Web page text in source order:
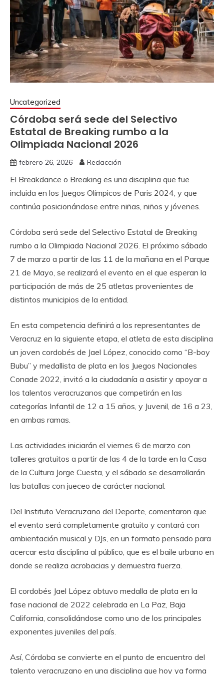
Uncategorized
Córdoba será sede del Selectivo
Estatal de Breaking rumbo a la
Olimpiada Nacional 2026
febrero 26, 2026 Redacción
El Breakdance o Breaking es una disciplina que fue
incluida en los Juegos Olímpicos de Paris 2024, y que
continúa posicionándose entre niñas, niños y jóvenes.
Córdoba será sede del Selectivo Estatal de Breaking
rumbo a la Olimpiada Nacional 2026. El próximo sábado
7 de marzo a partir de las 11 de la mañana en el Parque
21 de Mayo, se realizará el evento en el que esperan la
participación de más de 25 atletas provenientes de
distintos municipios de la entidad.
En esta competencia definirá a los representantes de
Veracruz en la siguiente etapa, el atleta de esta disciplina
un joven cordobés de Jael López, conocido como “B-boy
Bubu” y medallista de plata en los Juegos Nacionales
Conade 2022, invitó a la ciudadanía a asistir y apoyar a
los talentos veracruzanos que competirán en las
categorías Infantil de 12 a 15 años, y Juvenil, de 16 a 23,
en ambas ramas.
Las actividades iniciarán el viernes 6 de marzo con
talleres gratuitos a partir de las 4 de la tarde en la Casa
de la Cultura Jorge Cuesta, y el sábado se desarrollarán
las batallas con jueceo de carácter nacional.
Del Instituto Veracruzano del Deporte, comentaron que
el evento será completamente gratuito y contará con
ambientación musical y DJs, en un formato pensado para
acercar esta disciplina al público, que es el baile urbano en
donde se realiza acrobacias y demuestra fuerza.
El cordobés Jael López obtuvo medalla de plata en la
fase nacional de 2022 celebrada en La Paz, Baja
California, consolidándose como uno de los principales
exponentes juveniles del país.
Así, Córdoba se convierte en el punto de encuentro del
talento veracruzano en una disciplina que hoy ya forma